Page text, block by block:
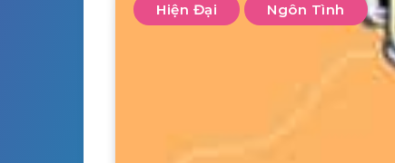
Hiện Đại Ngôn Tình